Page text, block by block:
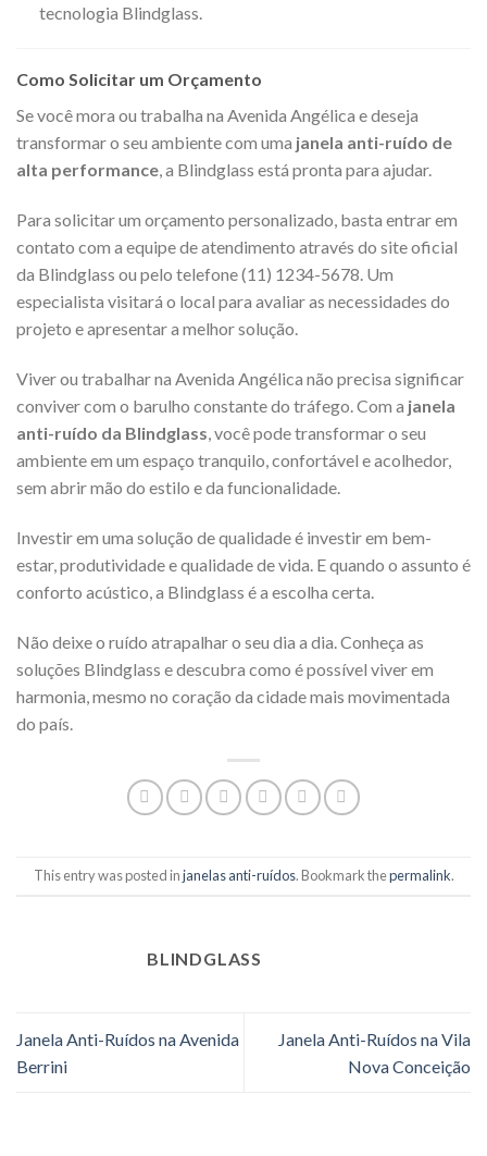
tecnologia Blindglass.
Como Solicitar um Orçamento
Se você mora ou trabalha na Avenida Angélica e deseja
transformar o seu ambiente com uma janela anti-ruído de
alta performance, a Blindglass está pronta para ajudar.
Para solicitar um orçamento personalizado, basta entrar em
contato com a equipe de atendimento através do site oficial
da Blindglass ou pelo telefone (11) 1234-5678. Um
especialista visitará o local para avaliar as necessidades do
projeto e apresentar a melhor solução.
Viver ou trabalhar na Avenida Angélica não precisa significar
conviver com o barulho constante do tráfego. Com a janela
anti-ruído da Blindglass, você pode transformar o seu
ambiente em um espaço tranquilo, confortável e acolhedor,
sem abrir mão do estilo e da funcionalidade.
Investir em uma solução de qualidade é investir em bem-
estar, produtividade e qualidade de vida. E quando o assunto é
conforto acústico, a Blindglass é a escolha certa.
Não deixe o ruído atrapalhar o seu dia a dia. Conheça as
soluções Blindglass e descubra como é possível viver em
harmonia, mesmo no coração da cidade mais movimentada
do país.
This entry was posted injanelas anti-ruídos. Bookmark thepermalink.
BLINDGLASS
Janela Anti-Ruídos na Avenida
Berrini
Janela Anti-Ruídos na Vila
Nova Conceição